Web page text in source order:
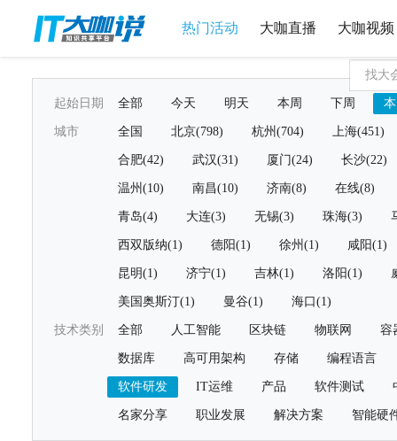
热门活动 大咖直播 大咖视频
起始日期 全部 今天 明天 本周 下周
城市 全国 北京(798) 杭州(704) 上海(451)
合肥(42) 武汉(31) 厦门(24) 长沙(22)
温州(10) 南昌(10) 济南(8) 在线(8)
青岛(4) 大连(3) 无锡(3) 珠海(3)
西双版纳(1) 德阳(1) 徐州(1) 咸阳(1)
昆明(1) 济宁(1) 吉林(1) 洛阳(1)
美国奥斯汀(1) 曼谷(1) 海口(1)
技术类别 全部 人工智能 区块链 物联网 容
数据库 高可用架构 存储 编程语言
软件研发 IT运维 产品 软件测试
名家分享 职业发展 解决方案 智能硬